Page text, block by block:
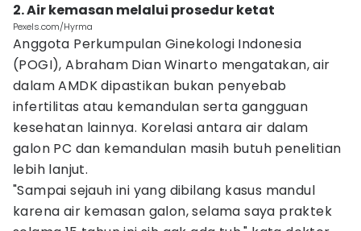
2. Air kemasan melalui prosedur ketat
Pexels.com/Hyrma
Anggota Perkumpulan Ginekologi Indonesia
(POGI), Abraham Dian Winarto mengatakan, air
dalam AMDK dipastikan bukan penyebab
infertilitas atau kemandulan serta gangguan
kesehatan lainnya. Korelasi antara air dalam
galon PC dan kemandulan masih butuh penelitian
lebih lanjut.
"Sampai sejauh ini yang dibilang kasus mandul
karena air kemasan galon, selama saya praktek